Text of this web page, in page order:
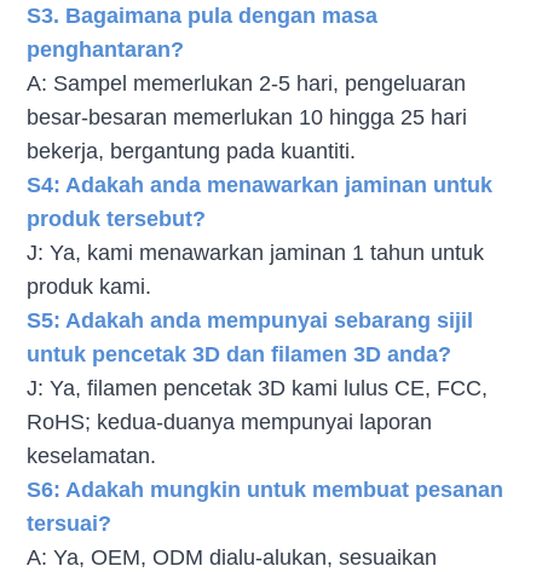
S3. Bagaimana pula dengan masa
penghantaran?
A: Sampel memerlukan 2-5 hari, pengeluaran
besar-besaran memerlukan 10 hingga 25 hari
bekerja, bergantung pada kuantiti.
S4: Adakah anda menawarkan jaminan untuk
produk tersebut?
J: Ya, kami menawarkan jaminan 1 tahun untuk
produk kami.
S5: Adakah anda mempunyai sebarang sijil
untuk pencetak 3D dan filamen 3D anda?
J: Ya, filamen pencetak 3D kami lulus CE, FCC,
RoHS; kedua-duanya mempunyai laporan
keselamatan.
S6: Adakah mungkin untuk membuat pesanan
tersuai?
A: Ya, OEM, ODM dialu-alukan, sesuaikan